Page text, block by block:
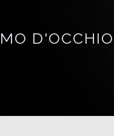
D'OCCHIO